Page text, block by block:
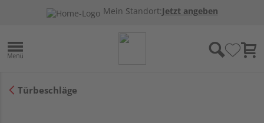
Mein Standort:Jetzt angeben
Türbeschläge